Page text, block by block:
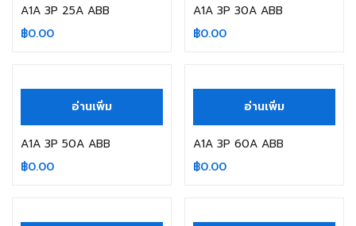
A1A 3P 25A ABB
฿0.00
A1A 3P 30A ABB
฿0.00
อ่านเพิ่ม
A1A 3P 50A ABB
฿0.00
อ่านเพิ่ม
A1A 3P 60A ABB
฿0.00